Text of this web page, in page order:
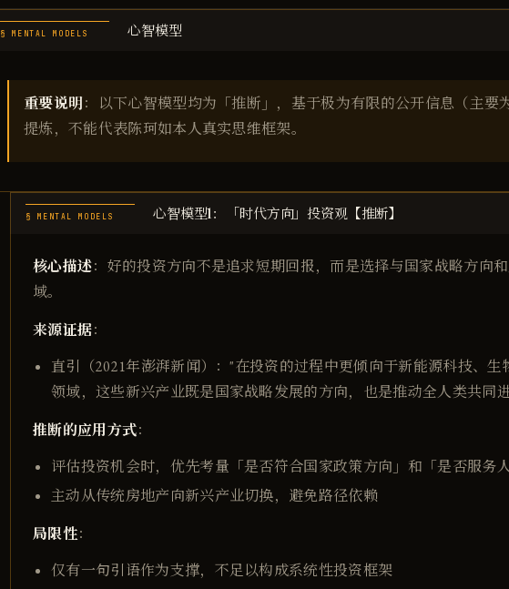
§ MENTAL MODELS 心智模型
重要说明：以下心智模型均为「推断」，基于极为有限的公开信息（主要
提炼，不能代表陈珂如本人真实思维框架。
§ MENTAL MODELS 心智模型1：「时代方向」投资观【推断】
核心描述：好的投资方向不是追求短期回报，而是选择与国家战略方向
域。
来源证据：
直引（2021年澎湃新闻）："在投资的过程中更倾向于新能源科技、
领域，这些新兴产业既是国家战略发展的方向，也是推动全人类共同
推断的应用方式：
评估投资机会时，优先考量「是否符合国家政策方向」和「是否服务人
主动从传统房地产向新兴产业切换，避免路径依赖
局限性：
仅有一句引语作为支撑，不足以构成系统性投资框架